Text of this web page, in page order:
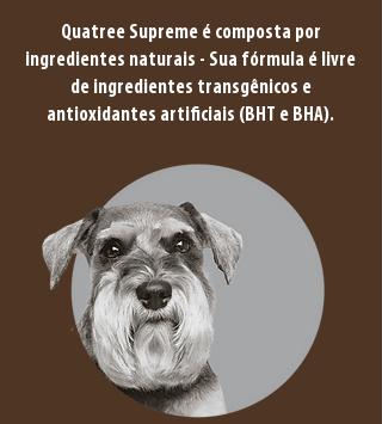
Quatree Supreme é composta por
ingredientes naturais - Sua fórmula é livre
de ingredientes transgênicos e
antioxidantes artificiais (BHT e BHA).